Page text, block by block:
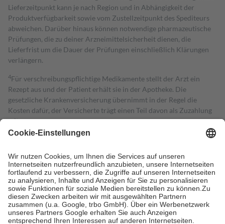
Lieferzeitpunkt kann je nach Region und in Abhängigkeit der
Produktverfügbarkeit sowie vom Zustellzeitpunkt des Spediteurs
abweichen. Darüber hinaus können notwendige pharmazeutische
Prüfungen, die zu deiner Arzneimittelsicherheit dienen, die
Lieferfrist um die Dauer der Prüfungen einschließlich Klärungen
verlängern.
4Für verschreibungspflichtige Medikamente stellt der Arzt ein
Rezept aus und der Patient erhält sie in der Apotheke. Die
gesetzliche Krankenversicherung übernimmt in der Regel die
Kosten dafür, der Versicherte trägt einen Teil davon als Zuzahlung
mit.
Grundsätzlich leisten Mitglieder Zuzahlungen in Höhe von zehn
höchstens zehn Euro.
Es sind jedoch nie mehr als die tatsächlichen
Kosten der Leistung zu entrichten.
Diese Regeln gelten grundsätzlich auch für Online-Apotheken.
Bei Heilmitteln und häuslicher Krankenpflege beträgt die
Zuzahlung zehn Prozent der Kosten sowie zehn Euro je
Verordnung.
Um das Engagement der Versicherten für ihre eigene Gesundheit zu